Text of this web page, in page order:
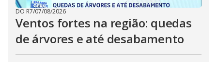
DO R7/07/08/2026
Ventos fortes na região: quedas
de árvores e até desabamento